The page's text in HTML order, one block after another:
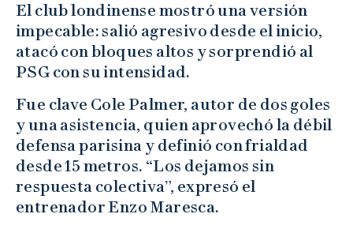
El club londinense mostró una versión
impecable: salió agresivo desde el inicio,
atacó con bloques altos y sorprendió al
PSG con su intensidad.
Fue clave Cole Palmer, autor de dos goles
y una asistencia, quien aprovechó la débil
defensa parisina y definió con frialdad
desde 15 metros. “Los dejamos sin
respuesta colectiva”, expresó el
entrenador Enzo Maresca.